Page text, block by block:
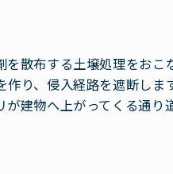
散布する土壌処理をおこ
り、侵入経路を遮断します
建物へ上がってくる通り